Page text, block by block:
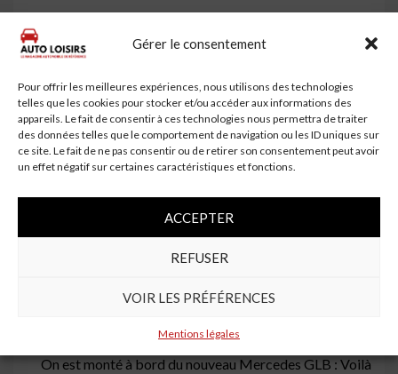
Gérer le consentement
Pour offrir les meilleures expériences, nous utilisons des technologies
telles que les cookies pour stocker et/ou accéder aux informations des
appareils. Le fait de consentir à ces technologies nous permettra de traiter
des données telles que le comportement de navigation ou les ID uniques sur
ce site. Le fait de ne pas consentir ou de retirer son consentement peut avoir
un effet négatif sur certaines caractéristiques et fonctions.
ACCEPTER
REFUSER
VOIR LES PRÉFÉRENCES
Mentions légales
d'un coupé électrique
2025
Renault 4 Électrique : Le Filon du Rétro
Le Tesla Model Y double la Renault 5 électrique :
Réorganisation du Capital de Flexis : Renault
Continue
Fin du thermique en 2035 : Le paquet européen annoncé
On est monté à bord du nouveau Mercedes GLB : Voilà